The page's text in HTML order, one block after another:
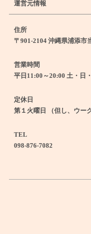
運営元情報
住所
〒901-2104 沖縄県浦添市
営業時間
平日11:00～20:00 土・日
定休日
第１火曜日 （但し、ウー
TEL
098-876-7082